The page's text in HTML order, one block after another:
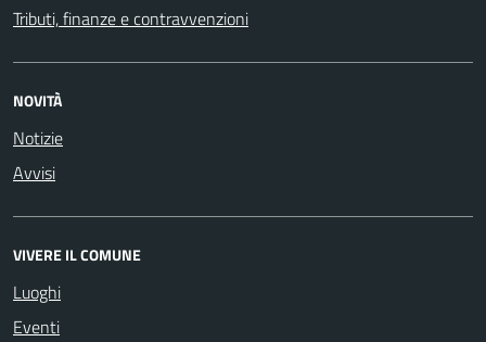
Tributi, finanze e contravvenzioni
NOVITÀ
Notizie
Avvisi
VIVERE IL COMUNE
Luoghi
Eventi